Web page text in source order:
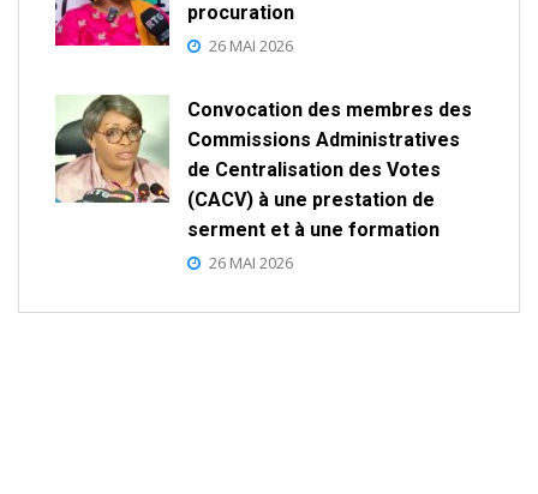
procuration
26 MAI 2026
Convocation des membres des
Commissions Administratives
de Centralisation des Votes
(CACV) à une prestation de
serment et à une formation
26 MAI 2026